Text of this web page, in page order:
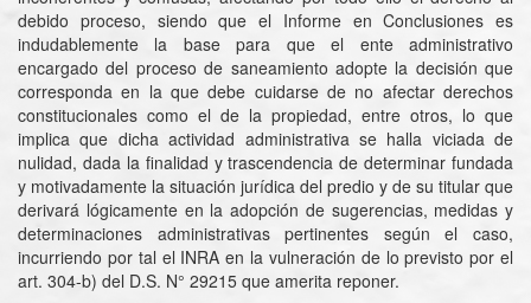
debido proceso, siendo que el Informe en Conclusiones es
indudablemente la base para que el ente administrativo
encargado del proceso de saneamiento adopte la decisión que
corresponda en la que debe cuidarse de no afectar derechos
constitucionales como el de la propiedad, entre otros, lo que
implica que dicha actividad administrativa se halla viciada de
nulidad, dada la finalidad y trascendencia de determinar fundada
y motivadamente la situación jurídica del predio y de su titular que
derivará lógicamente en la adopción de sugerencias, medidas y
determinaciones administrativas pertinentes según el caso,
incurriendo por tal el INRA en la vulneración de lo previsto por el
art. 304-b) del D.S. N° 29215 que amerita reponer.